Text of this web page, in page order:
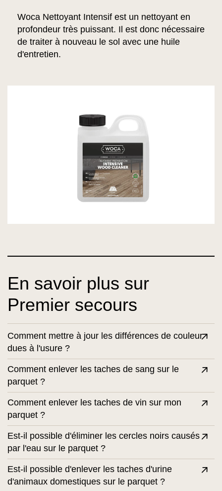
Woca Nettoyant Intensif est un nettoyant en
profondeur très puissant. Il est donc nécessaire
de traiter à nouveau le sol avec une huile
d'entretien.
En savoir plus sur
Premier secours
Comment mettre à jour les différences de couleur
dues à l'usure ?
Comment enlever les taches de sang sur le
parquet ?
Comment enlever les taches de vin sur mon
parquet ?
Est-il possible d'éliminer les cercles noirs causés
par l'eau sur le parquet ?
Est-il possible d'enlever les taches d'urine
d'animaux domestiques sur le parquet ?